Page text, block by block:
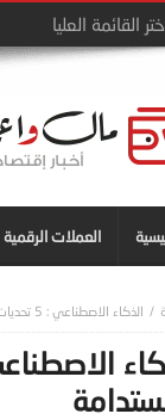
العملات الرقمية
الذكاء الاصطناعي : 5 تحديات لتحقيق التنمية الصناعية المستدامة